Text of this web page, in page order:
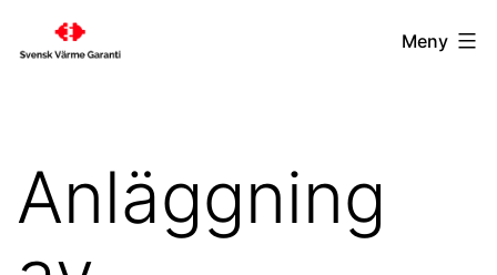
Hoppa
till svenskvarmegaranti.se Meny
Anläggning